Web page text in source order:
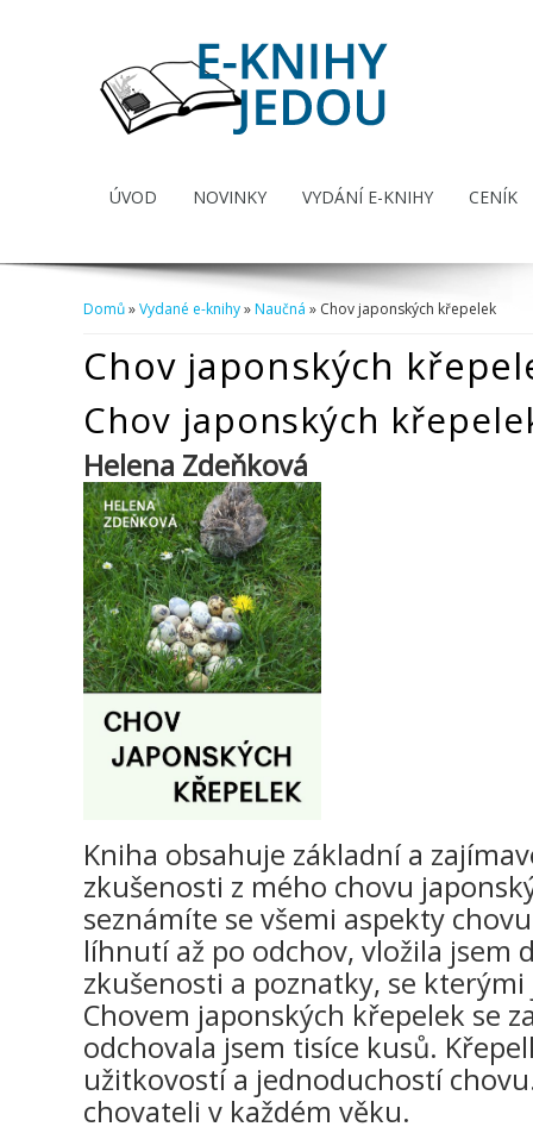
ÚVOD NOVINKY VYDÁNÍ E-KNIHY CENÍK
Domů»Vydané e-knihy»Naučná » Chov japonských křepelek
Chov japonských
Chov japonských
Helena Zdeňková
Kniha obsahuje základní a
zkušenosti z mého chovu
seznámíte se všemi aspekty
líhnutí až po odchov, vložila jsem
zkušenosti a poznatky, se
Chovem japonských křepelek se
odchovala jsem tisíce kusů.
užitkovostí a jednoduchostí
chovateli v každém věku.